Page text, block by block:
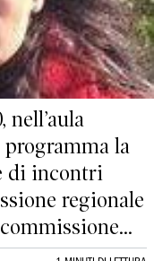
nell’aula
la
di incontri
regionale